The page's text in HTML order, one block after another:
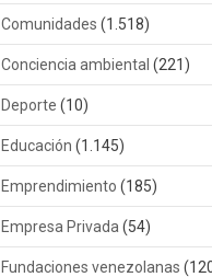
Comunidades (1.518)
Conciencia ambiental (221)
Deporte (10)
Educación (1.145)
Emprendimiento (185)
Empresa Privada (54)
Fundaciones venezolanas